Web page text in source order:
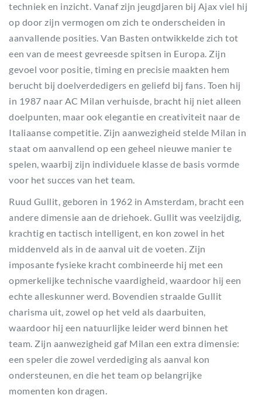
techniek en inzicht. Vanaf zijn jeugdjaren bij Ajax viel hij
op door zijn vermogen om zich te onderscheiden in
aanvallende posities. Van Basten ontwikkelde zich tot
een van de meest gevreesde spitsen in Europa. Zijn
gevoel voor positie, timing en precisie maakten hem
berucht bij doelverdedigers en geliefd bij fans. Toen hij
in 1987 naar AC Milan verhuisde, bracht hij niet alleen
doelpunten, maar ook elegantie en creativiteit naar de
Italiaanse competitie. Zijn aanwezigheid stelde Milan in
staat om aanvallend op een geheel nieuwe manier te
spelen, waarbij zijn individuele klasse de basis vormde
voor het succes van het team.
Ruud Gullit, geboren in 1962 in Amsterdam, bracht een
andere dimensie aan de driehoek. Gullit was veelzijdig,
krachtig en tactisch intelligent, en kon zowel in het
middenveld als in de aanval uit de voeten. Zijn
imposante fysieke kracht combineerde hij met een
opmerkelijke technische vaardigheid, waardoor hij een
echte alleskunner werd. Bovendien straalde Gullit
charisma uit, zowel op het veld als daarbuiten,
waardoor hij een natuurlijke leider werd binnen het
team. Zijn aanwezigheid gaf Milan een extra dimensie:
een speler die zowel verdediging als aanval kon
ondersteunen, en die het team op belangrijke
momenten kon dragen.